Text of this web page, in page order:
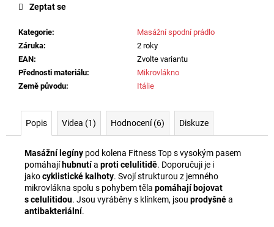
Kategorie:
Masážní spodní prádlo
Záruka:
2 roky
EAN:
Zvolte variantu
Přednosti materiálu:
Mikrovlákno
Země původu: Itálie
Zeptat se
Popis Videa (1) Hodnocení (6) Diskuze
Masážní legíny pod kolena Fitness Top s vysokým pasem
pomáhajíhubnutía proti celulitidě. Doporučuji je i
jakocyklistické kalhoty. Svojí strukturou z jemného
mikrovlákna spolu s pohybem těla pomáhají bojovat
s celulitidou. Jsou vyráběny s klínkem, jsou prodyšnéa
antibakteriální.
UNISEX
050
Kč